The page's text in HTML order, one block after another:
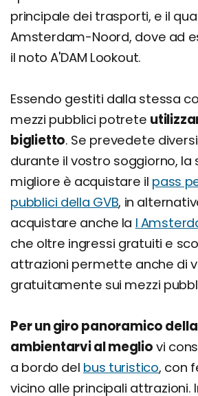
principale dei trasporti, e il
Amsterdam-Noord, dove ad
il noto A'DAM Lookout.
Essendo gestiti dalla stessa
mezzi pubblici potrete
biglietto. Se prevedete
durante il vostro soggiorno, la
migliore è acquistare il pass
pubblici della GVB, in
acquistare anche la I
che oltre ingressi gratuiti e
attrazioni permette anche di
gratuitamente sui mezzi
Per un giro panoramico
ambientarvi al meglio vi
a bordo del bus turistico, con
vicino alle principali attrazioni.